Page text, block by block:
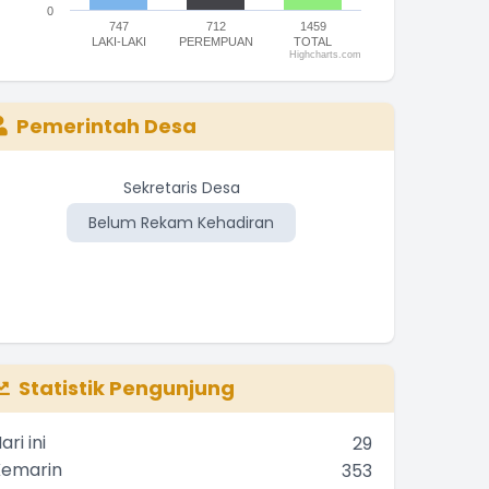
747
LAKI-LAKI
712
PEREMPUAN
1459
TOTAL
0
Highcharts.com
Pemerintah Desa
Sekretaris Desa
Belum Rekam Kehadiran
Kasi Kesejahteraan
Belum Rekam Kehadiran
Statistik Pengunjung
ini
29
353